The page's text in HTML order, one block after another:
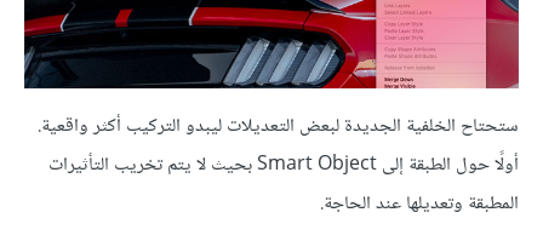
ستحتاح الخلفية الجديدة لبعض التعديلات ليبدو التركيب أكثر واقعية.
أولًا حول الطبقة إلى Smart Object بحيث لا يتم تخريب التأثيرات
المطبقة وتعديلها عند الحاجة.